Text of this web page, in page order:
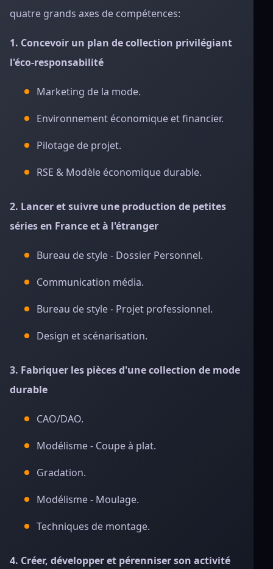
quatre grands axes de compétences:
1. Concevoir un plan de collection privilégiant
l'éco-responsabilité
Marketing de la mode.
Environnement économique et financier.
Pilotage de projet.
RSE & Modèle économique durable.
2. Lancer et suivre une production de petites
séries en France et à l'étranger
Bureau de style - Dossier Personnel.
Communication média.
Bureau de style - Projet professionnel.
Design et scénarisation.
3. Fabriquer les pièces d'une collection de mode
durable
CAO/DAO.
Modélisme - Coupe à plat.
Gradation.
Modélisme - Moulage.
Techniques de montage.
4. Créer, développer et pérenniser son activité